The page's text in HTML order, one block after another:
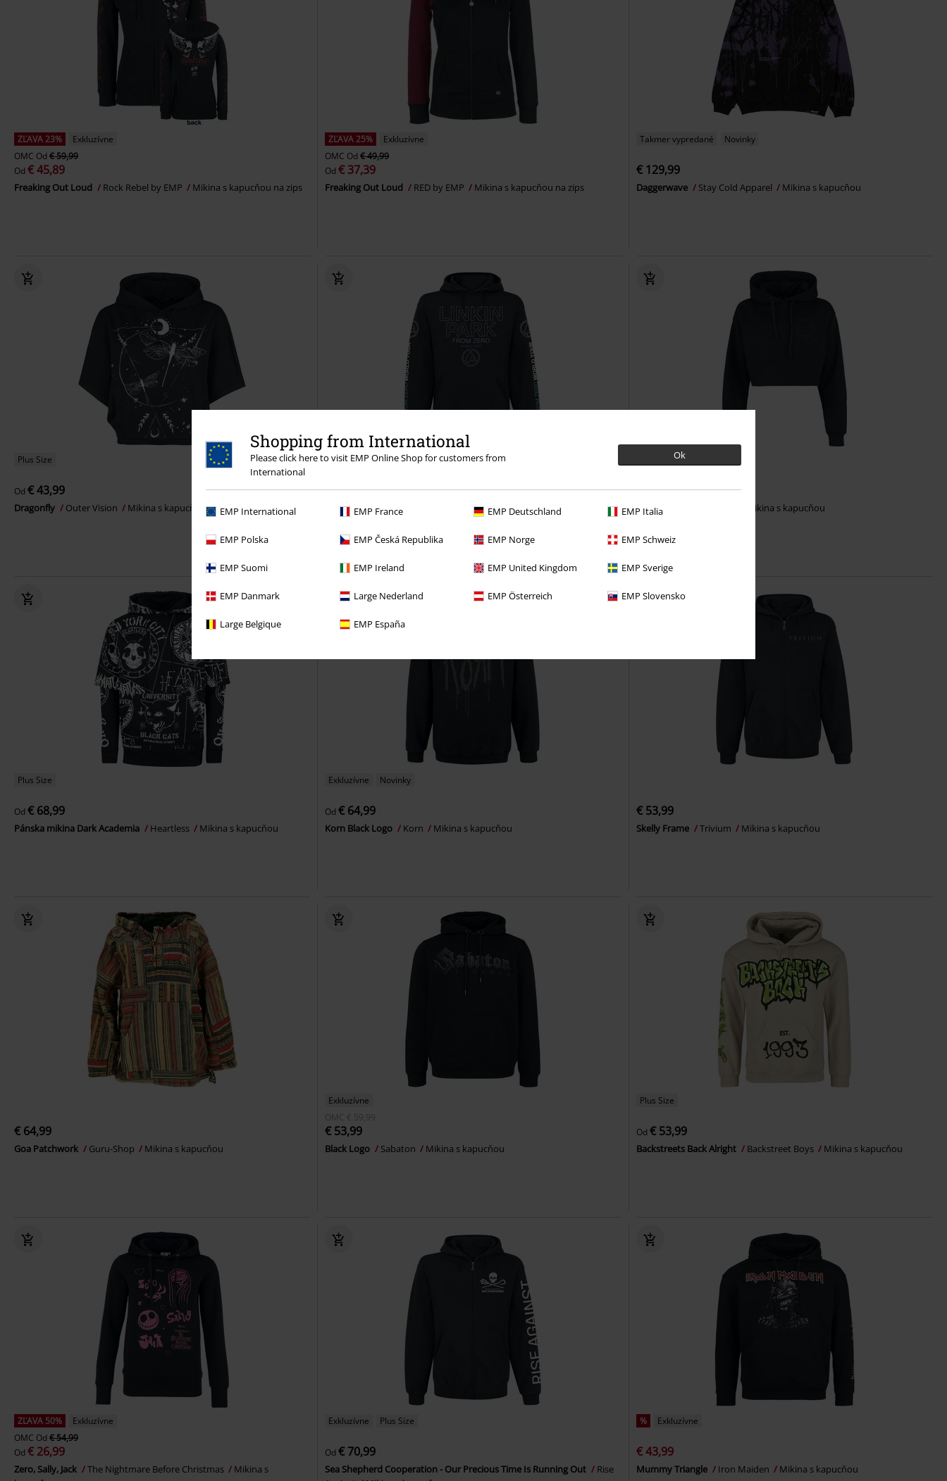
Shopping from International
Please click here to visit EMP Online Shop for customers from
International
Ok
EMP International EMP France EMP Deutschland EMP Italia
EMP Polska EMP Česká Republika EMP Norge EMP Schweiz
EMP Suomi EMP Ireland EMP United Kingdom EMP Sverige
EMP Danmark Large Nederland EMP Österreich EMP Slovensko
Large Belgique EMP España
ZĽAVA 23%
Exkluzívne
OMC Od € 59,99
Od € 45,89
Freaking Out Loud Rock Rebel by EMP Mikina s kapucňou na zips
ZĽAVA 25%
Exkluzívne
OMC Od€ 49,99
Od€ 37,39
Freaking Out Loud RED by EMP Mikina s kapucňou na zips
Takmer vypredané Novinky
€ 129,99
Daggerwave Stay Cold Apparel Mikina s kapucňou
Plus Size
Od € 43,99
Dragonfly Outer Vision Mikina s kapucňou
Plus Size
Od€ 64,99
From Zero To World Tour Linkin Park Mikina s kapucňou
Exkluzívne
€ 43,99
Ram Skull Mikina s kapucňou
Plus Size
Od € 68,99
Pánska mikina Dark Academia Heartless Mikina s kapucňou
Exkluzívne Novinky
Od€ 64,99
Korn Black Logo Korn Mikina s kapucňou
€ 53,99
Skelly Frame Trivium Mikina s kapucňou
€ 64,99
Goa Patchwork Guru-Shop Mikina s kapucňou
Exkluzívne
OMC € 59,99
€ 53,99
Black Logo Sabaton Mikina s kapucňou
Plus Size
Od € 53,99
Backstreets Back Alright Backstreet Boys Mikina s kapucňou
ZĽAVA 50%
Exkluzívne
OMC Od € 54,99
Od € 26,99
Zero, Sally, Jack The Nightmare Before Christmas
Mikina s
Exkluzívne Plus Size
Od€ 70,99
Sea Shepherd Cooperation - Our Precious Time Is Running Out
Rise
% Exkluzívne
€ 43,99
Mummy Triangle Iron Maiden Mikina s kapucňou